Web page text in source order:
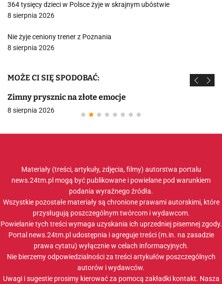
364 tysięcy dzieci w Polsce żyje w skrajnym ubóstwie
8 sierpnia 2026
Nie żyje ceniony trener z Poznania
8 sierpnia 2026
MOŻE CI SIĘ SPODOBAĆ:
Zimny prysznic na złote emocje
8 sierpnia 2026
Materiały (treści, artykuły, zdjęcia, filmy) autorstwa portalu
news.24tm.pl mogą być publikowane i powielane pod warunkiem
podania wyraźnego źródła.
Wszystkie pozostałe materiały są chronione prawami autorskimi, które
przysługują poszczególnym twórcom i wydawcom.
Powielanie tych treści wymaga uzyskania ich uprzedniej pisemnej zgody.
Portal news.24tm.pl udostępnia i agreguje treści (m.in. na zasadzie
prawa cytatu) wyłącznie w celach informacyjnych.
Nie bierzemy odpowiedzialności za treści artykułów poszczególnych
autorów i wydawców.
Uwagi i sugestie prosimy kierować za pomocą zakładki kontakt. Nasza